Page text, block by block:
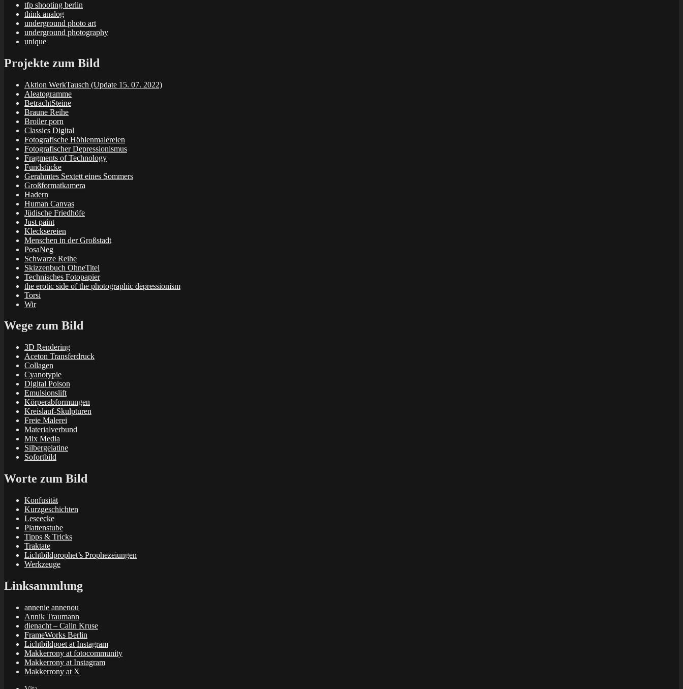
tfp shooting berlin
think analog
underground photo art
underground photography
unique
Projekte zum Bild
Aktion WerkTausch (Update 15. 07. 2022)
Aleatogramme
BetrachtSteine
Braune Reihe
Broiler porn
Classics Digital
Fotografische Höhlenmalereien
Fotografischer Depressionismus
Fragments of Technology
Fundstücke
Gerahmtes Sextett eines Sommers
Großformatkamera
Hadern
Human Canvas
Jüdische Friedhöfe
Just paint
Klecksereien
Menschen in der Großstadt
PosaNeg
Schwarze Reihe
Skizzenbuch OhneTitel
Technisches Fotopapier
the erotic side of the photographic depressionism
Torsi
Wir
Wege zum Bild
3D Rendering
Aceton Transferdruck
Collagen
Cyanotypie
Digital Poison
Emulsionslift
Körperabformungen
Kreislauf-Skulpturen
Freie Malerei
Materialverbund
Mix Media
Silbergelatine
Sofortbild
Worte zum Bild
Konfusität
Kurzgeschichten
Leseecke
Plattenstube
Tipps & Tricks
Traktate
Lichtbildprophet’s Prophezeiungen
Werkzeuge
Linksammlung
annenie annenou
Annik Traumann
dienacht – Calin Kruse
FrameWorks Berlin
Lichtbildpoet at Instagram
Makkerrony at fotocommunity
Makkerrony at Instagram
Makkerrony at X